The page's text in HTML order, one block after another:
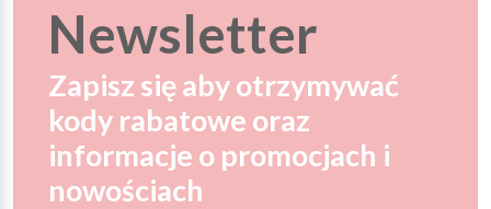
Newsletter
Zapisz się aby otrzymywać
kody rabatowe oraz
informacje o promocjach i
nowościach